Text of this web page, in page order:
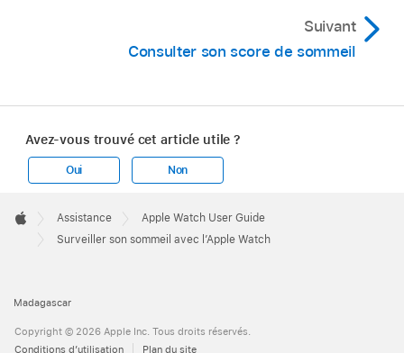
Suivant
Consulter son score de sommeil
Avez-vous trouvé cet article utile ?
Oui Non
Footer

Apple
Assistance
Apple Watch User Guide
Surveiller son sommeil avec l’Apple Watch
Madagascar
Copyright © 2026 Apple Inc. Tous droits réservés.
Conditions d’utilisation
Plan du site